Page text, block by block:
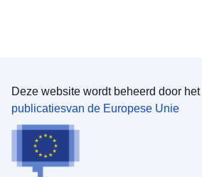
Deze website wordt beheerd door het
publicatiesvan de Europese Unie